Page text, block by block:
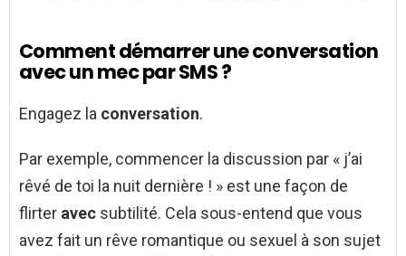
Comment démarrer une conversation
avec un mec par SMS ?
Engagez la conversation.
Par exemple, commencer la discussion par « j’ai
rêvé de toi la nuit dernière ! » est une façon de
flirter avec subtilité. Cela sous-entend que vous
avez fait un rêve romantique ou sexuel à son sujet